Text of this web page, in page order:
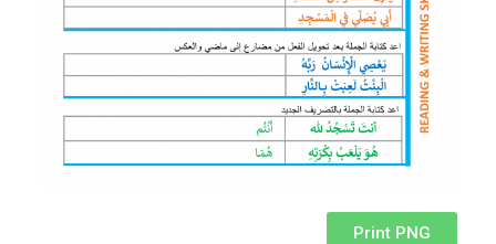
Print PNG